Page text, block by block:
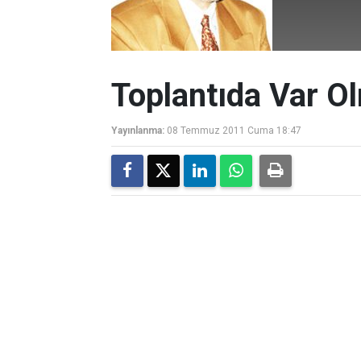
Toplantıda Var
Yayınlanma: 08 Temmuz 2011 Cuma 18:47